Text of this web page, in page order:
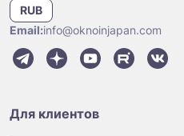
RUB
Email:info@oknoinjapan.com
Для клиентов